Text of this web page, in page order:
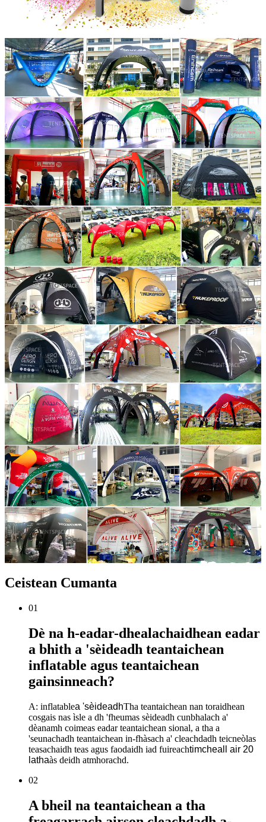
Ceistean Cumanta
01
Dè na h-eadar-dhealachaidhean eadar
a bhith a 'sèideadh teantaichean
inflatable agus teantaichean
gainsinneach?
A: inflatablea 'sèideadhTha teantaichean nan toraidhean
cosgais nas ìsle a dh 'fheumas sèideadh cunbhalach a'
dèanamh coimeas eadar teantaichean sional, a tha a
'seunachadh teantaichean in-fhàsach a' cleachdadh teicneòlas
teasachaidh teas agus faodaidh iad fuireachtimcheall air 20
lathaàs deidh atmhorachd.
02
A bheil na teantaichean a tha